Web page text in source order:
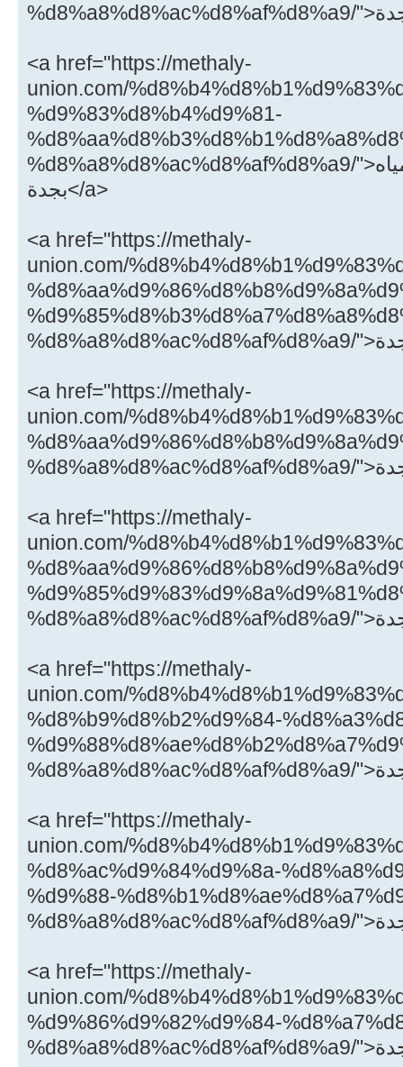
<a href="https://methaly-
union.com/
%d9%83%d8%b4%d9%81-
%d8%a8%d8%ac%d8%af%d8%a9/">شركة كشف تسربات المياه
بجدة</a>
<a href="https://methaly-
union.com/
<a href="https://methaly-
union.com/
<a href="https://methaly-
union.com/
<a href="https://methaly-
union.com/
%d8%b9%d8%b2%d9%84-
<a href="https://methaly-
union.com/
%d8%ac%d9%84%d9%8a-
%d9%88-
<a href="https://methaly-
union.com/
%d9%86%d9%82%d9%84-